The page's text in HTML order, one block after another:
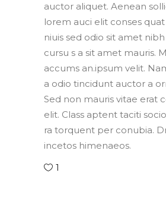
auctor aliquet. Aenean
lorem auci elit conses
niuis sed odio sit amet
cursu s a sit amet mauris.
accums an.ipsum velit.
a odio tincidunt auctor a
Sed non mauris vitae erat
elit. Class aptent taciti
ra torquent per conubia.
incetos himenaeos.
1